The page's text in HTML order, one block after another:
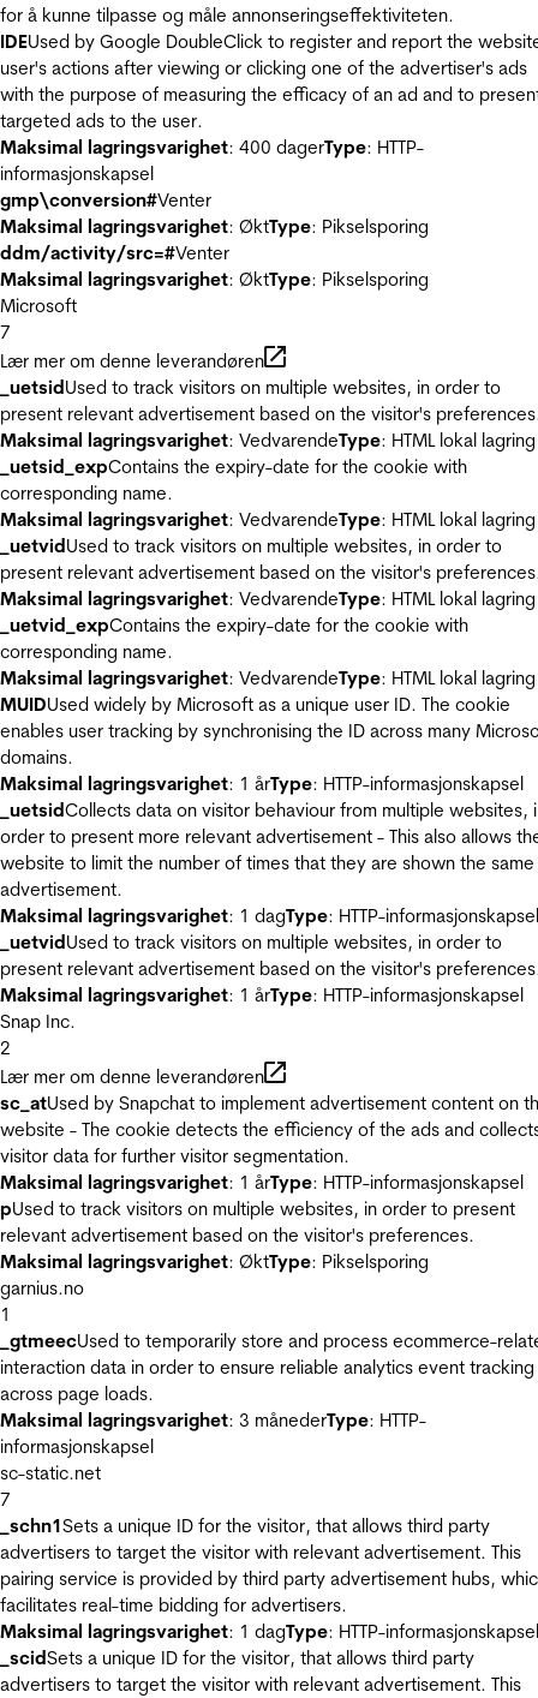
for å kunne tilpasse og måle annonseringseffektiviteten.
IDEUsed by Google DoubleClick to register and report the
user's actions after viewing or clicking one of the advertiser's ads
with the purpose of measuring the efficacy of an ad and to
targeted ads to the user.
Maksimal lagringsvarighet: 400 dagerType: HTTP-
informasjonskapsel
gmp\conversion#Venter
Maksimal lagringsvarighet: ØktType: Pikselsporing
ddm/activity/src=#Venter
Maksimal lagringsvarighet: ØktType: Pikselsporing
Microsoft
7
Lær mer om denne leverandøren
_uetsidUsed to track visitors on multiple websites, in order to
present relevant advertisement based on the visitor's
Maksimal lagringsvarighet: VedvarendeType: HTML lokal lagring
_uetsid_expContains the expiry-date for the cookie with
corresponding name.
Maksimal lagringsvarighet: VedvarendeType: HTML lokal lagring
_uetvidUsed to track visitors on multiple websites, in order to
present relevant advertisement based on the visitor's
Maksimal lagringsvarighet: VedvarendeType: HTML lokal lagring
_uetvid_expContains the expiry-date for the cookie with
corresponding name.
Maksimal lagringsvarighet: VedvarendeType: HTML lokal lagring
MUIDUsed widely by Microsoft as a unique user ID. The cookie
enables user tracking by synchronising the ID across many
domains.
Maksimal lagringsvarighet: 1 årType: HTTP-informasjonskapsel
_uetsidCollects data on visitor behaviour from multiple websites,
order to present more relevant advertisement - This also allows
website to limit the number of times that they are shown the same
advertisement.
Maksimal lagringsvarighet: 1 dagType: HTTP-informasjonskapsel
_uetvidUsed to track visitors on multiple websites, in order to
present relevant advertisement based on the visitor's
Maksimal lagringsvarighet: 1 årType: HTTP-informasjonskapsel
Snap Inc.
2
Lær mer om denne leverandøren
sc_atUsed by Snapchat to implement advertisement content on
website - The cookie detects the efficiency of the ads and
visitor data for further visitor segmentation.
Maksimal lagringsvarighet: 1 årType: HTTP-informasjonskapsel
pUsed to track visitors on multiple websites, in order to present
relevant advertisement based on the visitor's preferences.
Maksimal lagringsvarighet: ØktType: Pikselsporing
garnius.no
1
_gtmeecUsed to temporarily store and process ecommerce-
interaction data in order to ensure reliable analytics event tracking
across page loads.
Maksimal lagringsvarighet: 3 månederType: HTTP-
informasjonskapsel
sc-static.net
7
_schn1Sets a unique ID for the visitor, that allows third party
advertisers to target the visitor with relevant advertisement. This
pairing service is provided by third party advertisement hubs,
facilitates real-time bidding for advertisers.
Maksimal lagringsvarighet: 1 dagType: HTTP-informasjonskapsel
_scidSets a unique ID for the visitor, that allows third party
advertisers to target the visitor with relevant advertisement. This